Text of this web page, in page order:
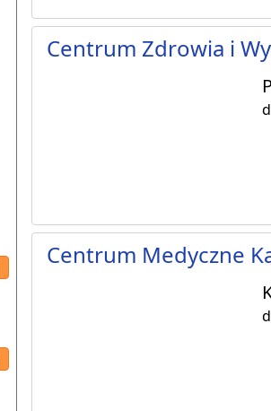
Centrum Zdrowia i
Centrum Medyczne